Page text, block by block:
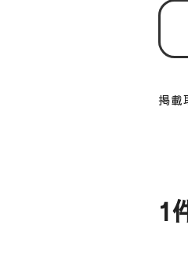
掲載
1